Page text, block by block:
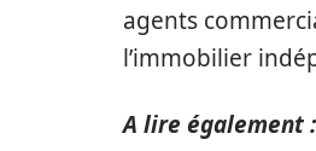
agents
l’immobilier
A lire également :